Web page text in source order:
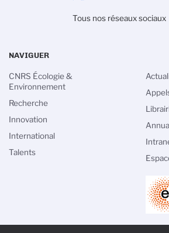
Tous nos réseaux sociaux
NAVIGUER
CNRS Écologie &
Environnement
Recherche
Innovation
International
Talents